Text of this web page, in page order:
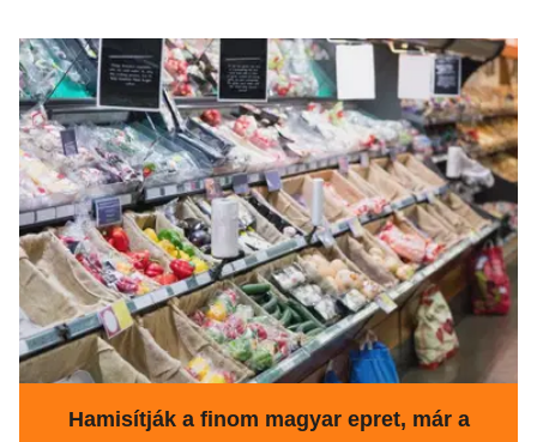
Hamisítják a finom magyar epret, már a